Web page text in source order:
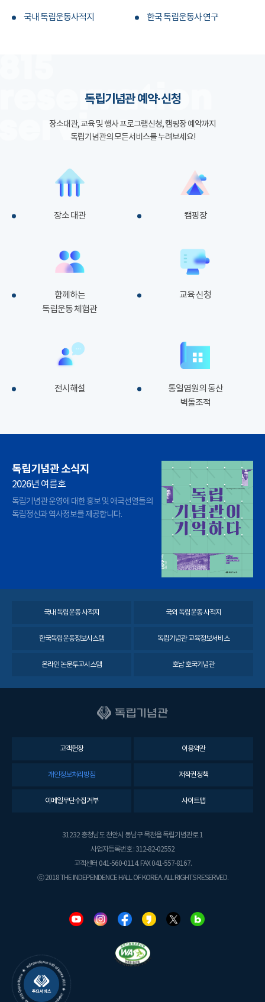
국내 독립운동사적지 한국 독립운동사 연구
독립기념관 예약·신청
장소대관, 교육 및 행사 프로그램신청, 캠핑장 예약까지
독립기념관의 모든서비스를 누려보세요!
장소 대관 캠핑장
함께하는
독립운동 체험관
교육 신청
전시해설
통일염원의 동산
벽돌조적
독립기념관 소식지
2026년 여름호
독립기념관 운영에 대한 홍보 및 애국선열들의
독립정신과 역사정보를 제공합니다.
국내 독립운동 사적지 국외 독립운동 사적지
한국독립운동정보시스템 독립기념관 교육정보서비스
온라인 논문투고시스템 호남 호국기념관
고객헌장 이용약관
개인정보처리방침 저작권정책
이메일무단수집거부 사이트맵
31232 충청남도 천안시 동남구 목천읍 독립기념관로 1
사업자등록번호 : 312-82-02552
고객센터 041-560-0114. FAX 041-557-8167.
ⓒ 2018 THE INDEPENDENCE HALL OF KOREA. ALL RIGHTS RESERVED.